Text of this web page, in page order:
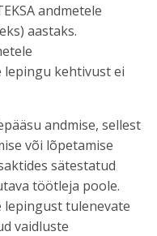
andmetele
aastaks.
lepingu kehtivust ei
andmise, sellest
või lõpetamise
sätestatud
töötleja poole.
lepingust tulenevate
vaidluste